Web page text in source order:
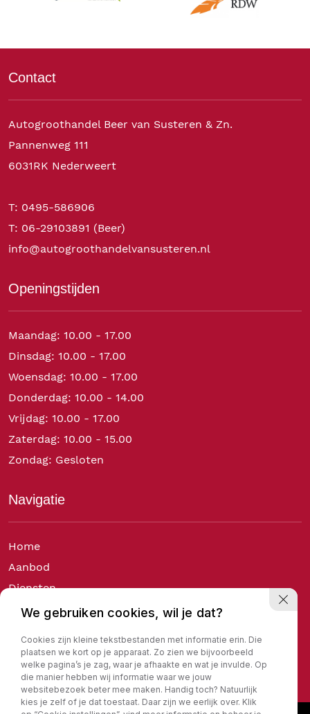
Contact
Autogroothandel Beer van Susteren & Zn.
Pannenweg 111
6031RK Nederweert
T: 0495-586906
T: 06-29103891 (Beer)
info@autogroothandelvansusteren.nl
Openingstijden
Maandag: 10.00 - 17.00
Dinsdag: 10.00 - 17.00
Woensdag: 10.00 - 17.00
Donderdag: 10.00 - 14.00
Vrijdag: 10.00 - 17.00
Zaterdag: 10.00 - 15.00
Zondag: Gesloten
Navigatie
Home
Aanbod
Diensten
Over ons
Contact
We gebruiken cookies, wil je dat?
Cookies zijn kleine tekstbestanden met informatie erin. Die
plaatsen we kort op je apparaat. Zo zien we bijvoorbeeld
welke pagina’s je zag, waar je afhaakte en wat je invulde. Op
die manier hebben wij informatie waar we jouw
websitebezoek beter mee maken. Handig toch? Natuurlijk
kies je zelf of je dat toestaat. Daar zijn we eerlijk over. Klik